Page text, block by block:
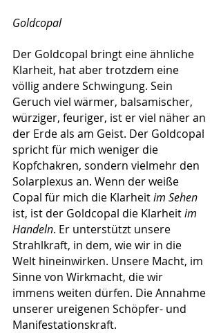
Goldcopal
Der Goldcopal bringt eine ähnliche
Klarheit, hat aber trotzdem eine
völlig andere Schwingung. Sein
Geruch viel wärmer, balsamischer,
würziger, feuriger, ist er viel näher an
der Erde als am Geist. Der Goldcopal
spricht für mich weniger die
Kopfchakren, sondern vielmehr den
Solarplexus an. Wenn der weiße
Copal für mich die Klarheit im Sehen
ist, ist der Goldcopal die Klarheit im
Handeln. Er unterstützt unsere
Strahlkraft, in dem, wie wir in die
Welt hineinwirken. Unsere Macht, im
Sinne von Wirkmacht, die wir
immens weiten dürfen. Die Annahme
unserer ureigenen Schöpfer- und
Manifestationskraft.